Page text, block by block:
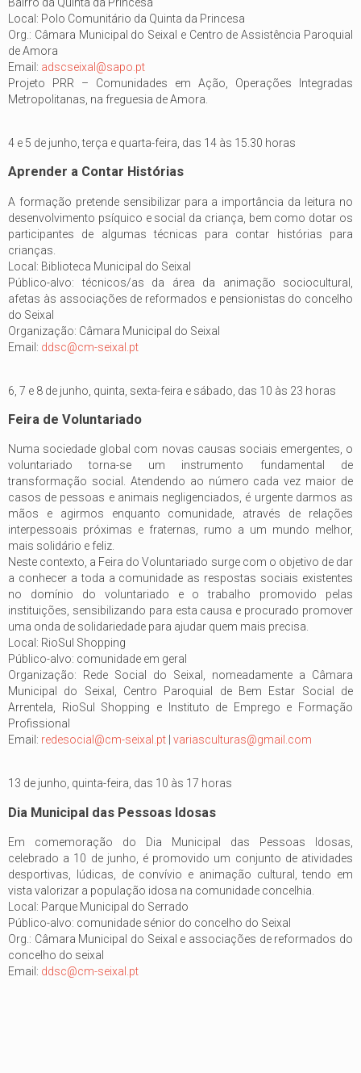
Local: Polo Comunitário da Quinta da Princesa
Org.: Câmara Municipal do Seixal e Centro de Assistência Paroquial
de Amora
Email: adscseixal@sapo.pt
Projeto PRR – Comunidades em Ação, Operações Integradas
Metropolitanas, na freguesia de Amora.
4 e 5 de junho, terça e quarta-feira, das 14 às 15.30 horas
Aprender a Contar Histórias
A formação pretende sensibilizar para a importância da leitura no
desenvolvimento psíquico e social da criança, bem como dotar os
participantes de algumas técnicas para contar histórias para
crianças.
Local: Biblioteca Municipal do Seixal
Público-alvo: técnicos/as da área da animação sociocultural,
afetas às associações de reformados e pensionistas do concelho
do Seixal
Organização: Câmara Municipal do Seixal
Email: ddsc@cm-seixal.pt
6, 7 e 8 de junho, quinta, sexta-feira e sábado, das 10 às 23 horas
Feira de Voluntariado
Numa sociedade global com novas causas sociais emergentes, o
voluntariado torna-se um instrumento fundamental de
transformação social. Atendendo ao número cada vez maior de
casos de pessoas e animais negligenciados, é urgente darmos as
mãos e agirmos enquanto comunidade, através de relações
interpessoais próximas e fraternas, rumo a um mundo melhor,
mais solidário e feliz.
Neste contexto, a Feira do Voluntariado surge com o objetivo de dar
a conhecer a toda a comunidade as respostas sociais existentes
no domínio do voluntariado e o trabalho promovido pelas
instituições, sensibilizando para esta causa e procurado promover
uma onda de solidariedade para ajudar quem mais precisa.
Local: RioSul Shopping
Público-alvo: comunidade em geral
Organização: Rede Social do Seixal, nomeadamente a Câmara
Municipal do Seixal, Centro Paroquial de Bem Estar Social de
Arrentela, RioSul Shopping e Instituto de Emprego e Formação
Profissional
Email: redesocial@cm-seixal.pt variasculturas@gmail.com
13 de junho, quinta-feira, das 10 às 17 horas
Dia Municipal das Pessoas Idosas
Em comemoração do Dia Municipal das Pessoas Idosas,
celebrado a 10 de junho, é promovido um conjunto de atividades
desportivas, lúdicas, de convívio e animação cultural, tendo em
vista valorizar a população idosa na comunidade concelhia.
Local: Parque Municipal do Serrado
Público-alvo: comunidade sénior do concelho do Seixal
Org.: Câmara Municipal do Seixal e associações de reformados do
concelho do seixal
Email: ddsc@cm-seixal.pt